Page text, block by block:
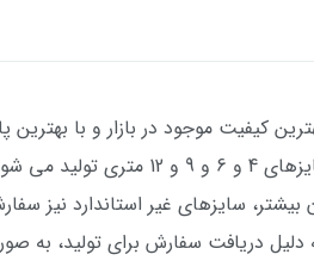
کیفیت موجود در بازار و با
عکس ژورنالی) با طرح بسیار
دلیل دریافت سفارش برای تولید،